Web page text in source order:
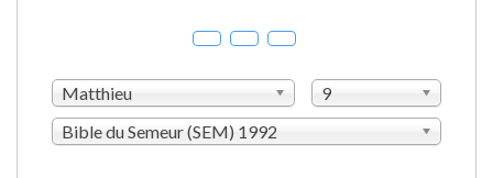
Matthieu
9
Bible du Semeur (SEM) 1992